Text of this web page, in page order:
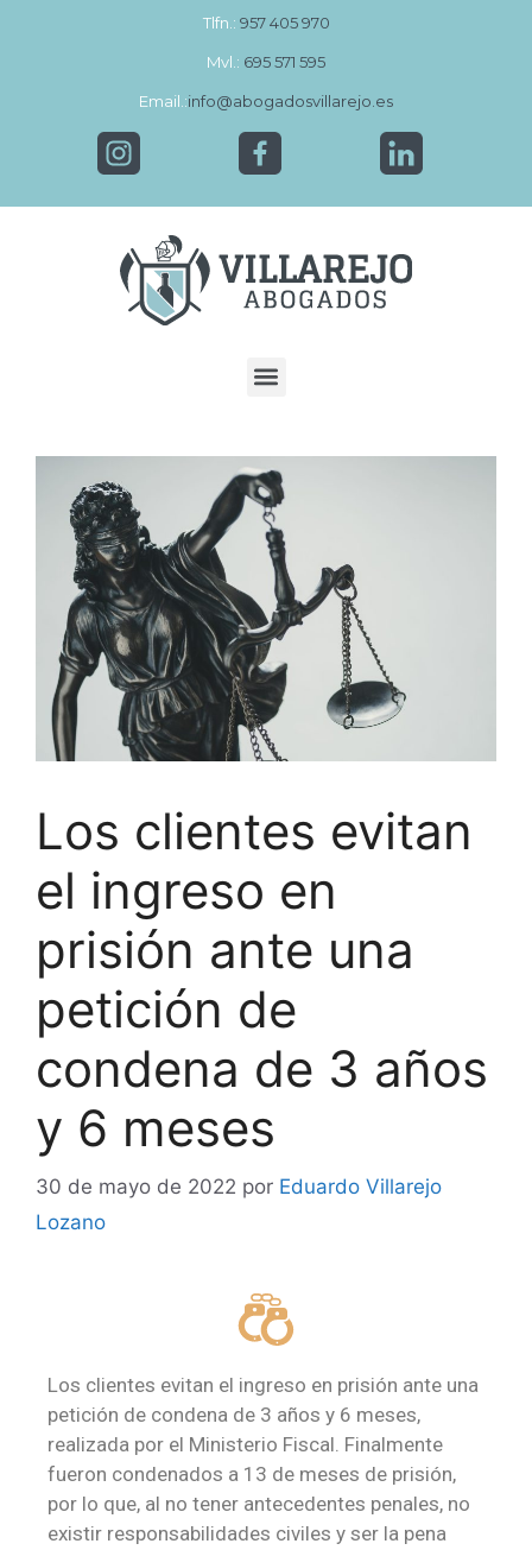
Tlfn.: 957 405 970
Mvl.: 695 571 595
Email.:info@abogadosvillarejo.es
Los clientes evitan
el ingreso en
prisión ante una
petición de
condena de 3 años
y 6 meses
30 de mayo de 2022 por Eduardo Villarejo
Lozano
Los clientes evitan el ingreso en prisión ante una
petición de condena de 3 años y 6 meses,
realizada por el Ministerio Fiscal. Finalmente
fueron condenados a 13 de meses de prisión,
por lo que, al no tener antecedentes penales, no
existir responsabilidades civiles y ser la pena